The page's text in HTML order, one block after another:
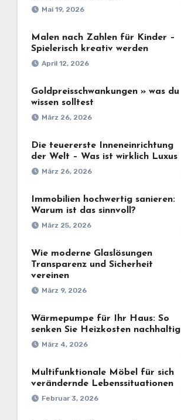
Mai 19, 2026
Malen nach Zahlen für Kinder –
Spielerisch kreativ werden
April 12, 2026
Goldpreisschwankungen » was du
wissen solltest
März 26, 2026
Die teuererste Inneneinrichtung
der Welt – Was ist wirklich Luxus
März 26, 2026
Immobilien hochwertig sanieren:
Warum ist das sinnvoll?
März 25, 2026
Wie moderne Glaslösungen
Transparenz und Sicherheit
vereinen
März 9, 2026
Wärmepumpe für Ihr Haus: So
senken Sie Heizkosten nachhaltig
März 4, 2026
Multifunktionale Möbel für sich
verändernde Lebenssituationen
Februar 3, 2026